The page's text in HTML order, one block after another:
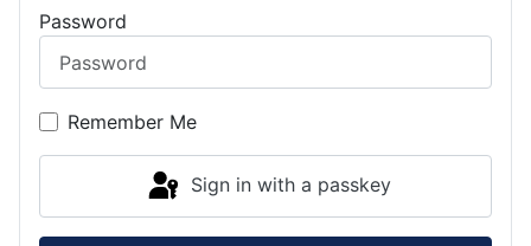
Password
Remember Me
Sign in with a passkey